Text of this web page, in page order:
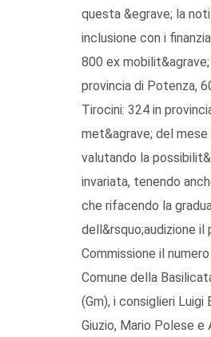
questa &egrave; la
inclusione con i
800 ex
provincia di Potenza,
Tirocini: 324 in
met&agrave; del
valutando la
invariata, tenendo
che rifacendo la
dell&rsquo;audizione
Commissione il
Comune della
(Gm), i consiglieri Luigi
Giuzio, Mario Polese e